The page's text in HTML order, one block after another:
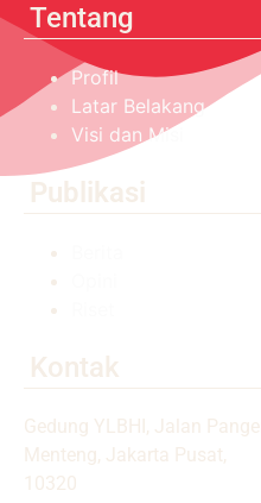
Tentang
Profil
Latar Belakang
Visi dan Misi
Publikasi
Kontak
Gedung YLBHI, Jalan
Menteng, Jakarta Pusat,
10320